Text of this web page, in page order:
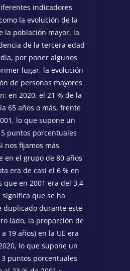
indicadores
la evolución de la
la población mayor, la
de la tercera edad
por poner algunos
lugar, la evolución
de personas mayores
en 2020, el 21 % de la
65 años o más, frente
lo que supone un
puntos porcentuales
nos fijamos más
en el grupo de 80 años
era de casi el 6 % en
que en 2001 era del 3,4
significa que se ha
duplicado durante este
lado, la proporción de
19 años) en la UE era
lo que supone un
puntos porcentuales